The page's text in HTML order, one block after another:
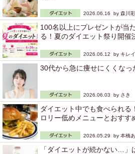
2026.06.16 by 森川
100名以上にプレゼントが当
る！夏のダイエット祭り開催
2026.06.12 by キレ
30代から急に痩せにくくな
2026.06.03 by さき
ダイエット中でも食べられる
ロリー低めメニューとおすす
2026.05.29 by 本橋
「ダイエットが続かない…